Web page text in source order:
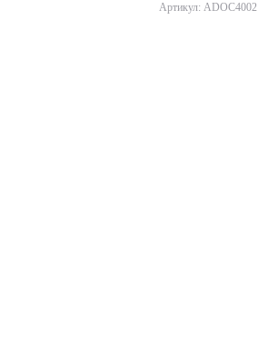
Артикул: ADOC4002